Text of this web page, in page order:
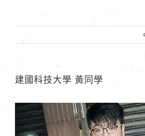
建國科技大學 黃同學